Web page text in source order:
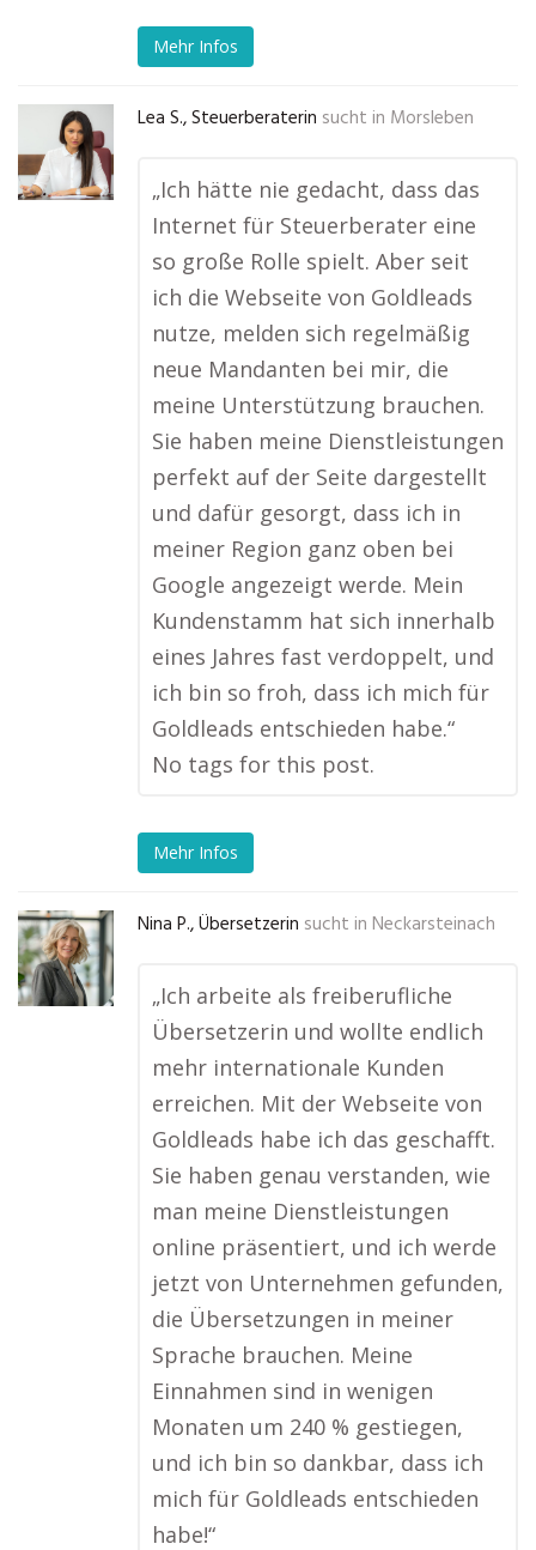
Mehr Infos
Lea S., Steuerberaterin sucht in Morsleben
„Ich hätte nie gedacht, dass das
Internet für Steuerberater eine
so große Rolle spielt. Aber seit
ich die Webseite von Goldleads
nutze, melden sich regelmäßig
neue Mandanten bei mir, die
meine Unterstützung brauchen.
Sie haben meine Dienstleistungen
perfekt auf der Seite dargestellt
und dafür gesorgt, dass ich in
meiner Region ganz oben bei
Google angezeigt werde. Mein
Kundenstamm hat sich innerhalb
eines Jahres fast verdoppelt, und
ich bin so froh, dass ich mich für
Goldleads entschieden habe.“
No tags for this post.
Mehr Infos
Nina P., Übersetzerin sucht in Neckarsteinach
„Ich arbeite als freiberufliche
Übersetzerin und wollte endlich
mehr internationale Kunden
erreichen. Mit der Webseite von
Goldleads habe ich das geschafft.
Sie haben genau verstanden, wie
man meine Dienstleistungen
online präsentiert, und ich werde
jetzt von Unternehmen gefunden,
die Übersetzungen in meiner
Sprache brauchen. Meine
Einnahmen sind in wenigen
Monaten um 240 % gestiegen,
und ich bin so dankbar, dass ich
mich für Goldleads entschieden
habe!“